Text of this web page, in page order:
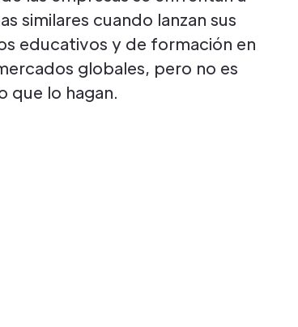
similares cuando lanzan sus
educativos y de formación en
globales, pero no es
que lo hagan.